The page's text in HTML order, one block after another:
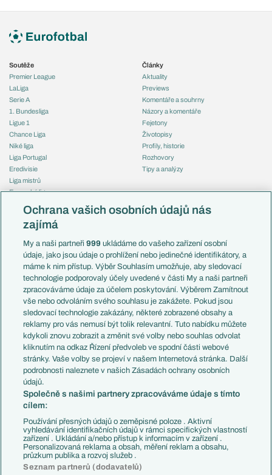
Soutěže
Premier League
LaLiga
Serie A
1. Bundesliga
Ligue 1
Chance Liga
Niké liga
Liga Portugal
Eredivisie
Liga mistrů
Evropská liga
Mistrovství světa
Liga národů
Témata
Představení týmů MS
EuroSkauting
PL v kostce
Evropské koeficienty
Přestupy
Přestupové spekulace
Zranění
Kluby
Arsenal FC
Chelsea FC
Manchester United
AC Milán
Juventus FC
Bayern Mnichov
FC Barcelona
Real Madrid
Články
Aktuality
Previews
Komentáře a souhrny
Názory a komentáře
Fejetony
Životopisy
Profily, historie
Rozhovory
Tipy a analýzy
Česko
Francie
Itálie
Německo
Španělsko
Argentina
Brazílie
Přestupy
Zápasy
Livescore
Tipovací soutěž
Ochrana vašich osobních údajů nás
zajímá
My a naši partneři999 ukládáme do vašeho zařízení osobní
údaje, jako jsou údaje o prohlížení nebo jedinečné identifikátory, a
máme k nim přístup. Výběr Souhlasím umožňuje, aby sledovací
technologie podporovaly účely uvedené v části My a naši partneři
zpracováváme údaje za účelem poskytování. Výběrem Zamítnout
vše nebo odvoláním svého souhlasu je zakážete. Pokud jsou
sledovací technologie zakázány, některé zobrazené obsahy a
reklamy pro vás nemusí být tolik relevantní. Tuto nabídku můžete
kdykoli znovu zobrazit a změnit své volby nebo souhlas odvolat
kliknutím na odkaz Řízení předvoleb ve spodní části webové
stránky. Vaše volby se projeví v našem Internetová stránka. Další
podrobnosti naleznete v našich Zásadách ochrany osobních
údajů.
Společně s našimi partnery zpracováváme údaje s tímto
cílem:
Používání přesných údajů o zeměpisné poloze . Aktivní
vyhledávání identifikačních údajů v rámci specifických vlastností
zařízení . Ukládání a/nebo přístup k informacím v zařízení .
Personalizovaná reklama a obsah, měření reklam a obsahu,
průzkum publika a rozvoj služeb .
Seznam partnerů (dodavatelů)